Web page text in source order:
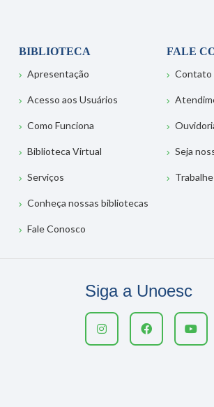
BIBLIOTECA
Apresentação
Acesso aos Usuários
Como Funciona
Biblioteca Virtual
Serviços
Conheça nossas bibliotecas
Fale Conosco
FALE
Contato
Seja
Siga a Unoesc